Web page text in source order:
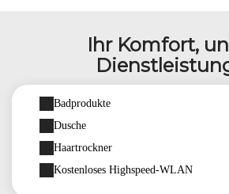
Ihr Komfort,
Badprodukte
Dusche
Haartrockner
Kostenloses Highspeed-WLAN